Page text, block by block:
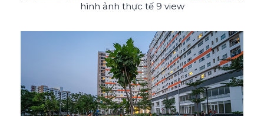
hình ảnh thực tế 9 view